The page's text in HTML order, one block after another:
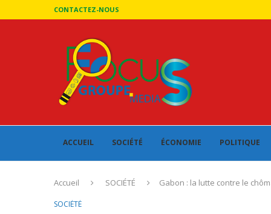
CONTACTEZ-NOUS
ACCUEIL SOCIÉTÉ ÉCONOMIE POLITIQUE
Accueil SOCIÉTÉ Gabon : la lutte contre le
SOCIÉTÉ